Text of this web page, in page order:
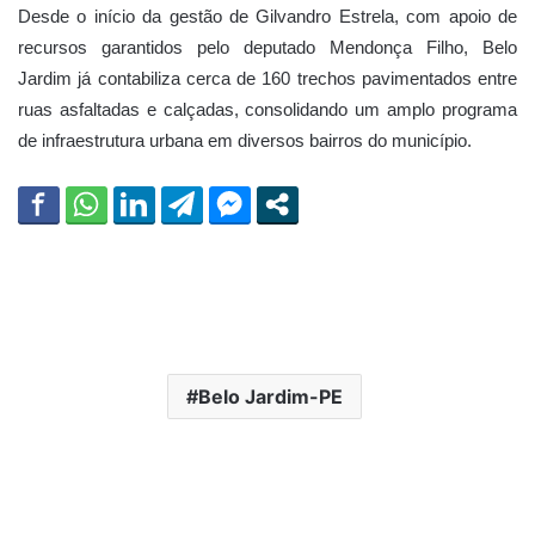
Desde o início da gestão de Gilvandro Estrela, com apoio de
recursos garantidos pelo deputado Mendonça Filho, Belo
Jardim já contabiliza cerca de 160 trechos pavimentados entre
ruas asfaltadas e calçadas, consolidando um amplo programa
de infraestrutura urbana em diversos bairros do município.
Belo Jardim-PE